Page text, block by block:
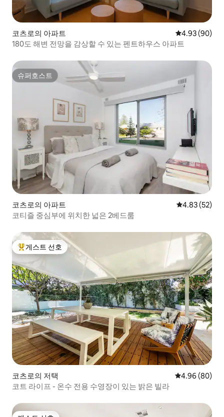
코츠로의 아파트 평점 4.93점(5
4.93 (90)
180도 해변 전망을 감상할 수 있는 펜트하우스 아파트
슈퍼호스트
슈퍼호스트
코츠로의 아파트 평점 4.83점(5
4.83 (52)
코티즐 중심부에 위치한 넓은 2베드룸
상위 게스트 선호
게스트 선호
코츠로의 저택 평점 4.96점(5
4.96 (80)
코트 라이프 - 온수 전용 수영장이 있는 밝은 빌라